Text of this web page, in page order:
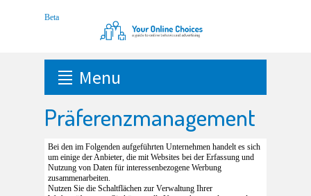
Menu
Präferenzmanagement
Bei den im Folgenden aufgeführten Unternehmen handelt es sich
um einige der Anbieter, die mit Websites bei der Erfassung und
Nutzung von Daten für interessenbezogene Werbung
zusammenarbeiten.
Nutzen Sie die Schaltflächen zur Verwaltung Ihrer